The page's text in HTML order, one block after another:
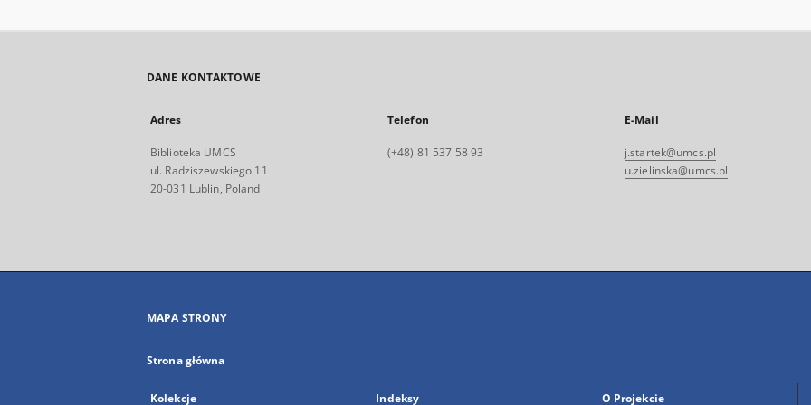
DANE KONTAKTOWE
Adres
Biblioteka UMCS
ul. Radziszewskiego 11
20-031 Lublin, Poland
Telefon
(+48) 81 537 58 93
E-Mail
j.startek@umcs.pl
u.zielinska@umcs.pl
MAPA STRONY
Strona główna
Kolekcje Indeksy O Projekcie